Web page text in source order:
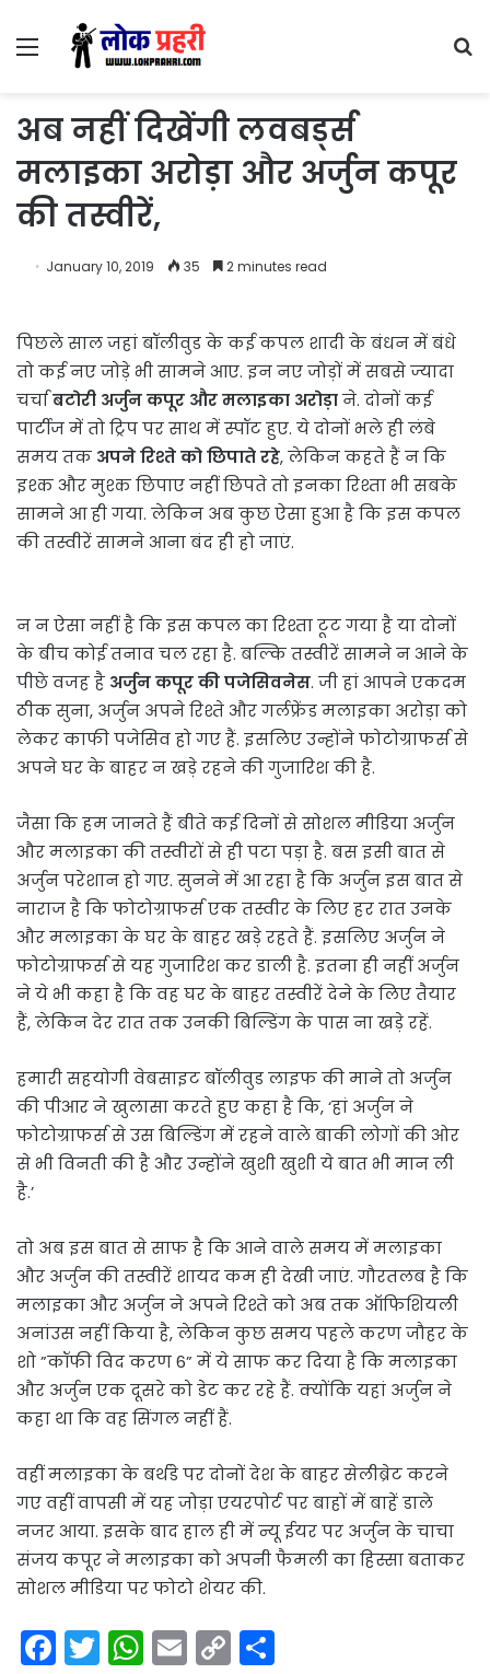
Menu
अब नहीं दिखेंगी लवबर्ड्स
मलाइका अरोड़ा और अर्जुन कपूर
की तस्वीरें,
January 10, 2019 35 2 minutes read
पिछले साल जहां बॉलीवुड के कई कपल शादी के बंधन में बंधे
तो कई नए जोड़े भी सामने आए. इन नए जोड़ों में सबसे ज्यादा
चर्चाबटोरी अर्जुन कपूर और मलाइका अरोड़ाने. दोनों कई
पार्टीज में तो ट्रिप पर साथ में स्पॉट हुए. ये दोनों भले ही लंबे
समय तक अपने रिश्ते को छिपाते रहे, लेकिन कहते हैं न कि
इश्क और मुश्क छिपाए नहीं छिपते तो इनका रिश्ता भी सबके
सामने आ ही गया. लेकिन अब कुछ ऐसा हुआ है कि इस कपल
की तस्वीरें सामने आना बंद ही हो जाएं.
न न ऐसा नहीं है कि इस कपल का रिश्ता टूट गया है या दोनों
के बीच कोई तनाव चल रहा है. बल्कि तस्वीरें सामने न आने के
पीछे वजह है अर्जुन कपूर की पजेसिवनेस. जी हां आपने एकदम
ठीक सुना, अर्जुन अपने रिश्ते और गर्लफ्रेंड मलाइका अरोड़ा को
लेकर काफी पजेसिव हो गए हैं. इसलिए उन्होंने फोटोग्राफर्स से
अपने घर के बाहर न खड़े रहने की गुजारिश की है.
जैसा कि हम जानते हैं बीते कई दिनों से सोशल मीडिया अर्जुन
और मलाइका की तस्वीरों से ही पटा पड़ा है. बस इसी बात से
अर्जुन परेशान हो गए. सुनने में आ रहा है कि अर्जुन इस बात से
नाराज है कि फोटोग्राफर्स एक तस्वीर के लिए हर रात उनके
और मलाइका के घर के बाहर खड़े रहते हैं. इसलिए अर्जुन ने
फोटोग्राफर्स से यह गुजारिश कर डाली है. इतना ही नहीं अर्जुन
ने ये भी कहा है कि वह घर के बाहर तस्वीरें देने के लिए तैयार
हैं, लेकिन देर रात तक उनकी बिल्डिंग के पास ना खड़े रहें.
हमारी सहयोगी वेबसाइट बॉलीवुड लाइफ की माने तो अर्जुन
की पीआर ने खुलासा करते हुए कहा है कि, ‘हां अर्जुन ने
फोटोग्राफर्स से उस बिल्डिंग में रहने वाले बाकी लोगों की ओर
से भी विनती की है और उन्होंने खुशी खुशी ये बात भी मान ली
है.’
तो अब इस बात से साफ है कि आने वाले समय में मलाइका
और अर्जुन की तस्वीरें शायद कम ही देखी जाएं. गौरतलब है कि
मलाइका और अर्जुन ने अपने रिश्ते को अब तक ऑफिशियली
अनांउस नहीं किया है, लेकिन कुछ समय पहले करण जौहर के
शो ”कॉफी विद करण 6” में ये साफ कर दिया है कि मलाइका
और अर्जुन एक दूसरे को डेट कर रहे हैं. क्योंकि यहां अर्जुन ने
कहा था कि वह सिंगल नहीं हैं.
वहीं मलाइका के बर्थडे पर दोनों देश के बाहर सेलीब्रेट करने
गए वहीं वापसी में यह जोड़ा एयरपोर्ट पर बाहों में बाहें डाले
नजर आया. इसके बाद हाल ही में न्यू ईयर पर अर्जुन के चाचा
संजय कपूर ने मलाइका को अपनी फैमली का हिस्सा बताकर
सोशल मीडिया पर फोटो शेयर की.
F T W E C